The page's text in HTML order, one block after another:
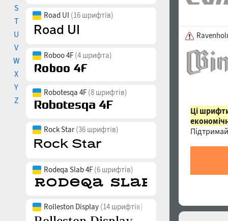
S
T
U
V
W
X
Y
Z
Road UI (16 шрифтів)
Roboo 4F (4 шрифта)
Robotesqa 4F (8 шрифтів)
Rock Star(36 шрифтів)
Rodeqa Slab 4F (6 шрифтів)
Rolleston Display (14 шрифтів)
Ці